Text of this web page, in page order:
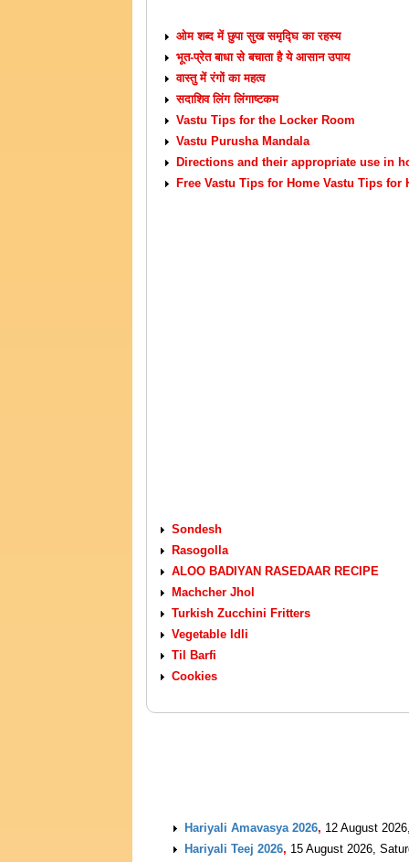
ओम शब्द में छुपा सुख समृद्घि का रहस्य
भूत-प्रेत बाधा से बचाता है ये आसान उपाय
वास्तु में रंगों का महत्व
सदाशिव लिंग लिंगाष्टकम
Vastu Tips for the Locker Room
Vastu Purusha Mandala
Directions and their appropriate use in
Free Vastu Tips for Home Vastu Tips for
Sondesh
Rasogolla
ALOO BADIYAN RASEDAAR RECIPE
Machcher Jhol
Turkish Zucchini Fritters
Vegetable Idli
Til Barfi
Cookies
Hariyali Amavasya 2026, 12 August
Hariyali Teej 2026, 15 August 2026,